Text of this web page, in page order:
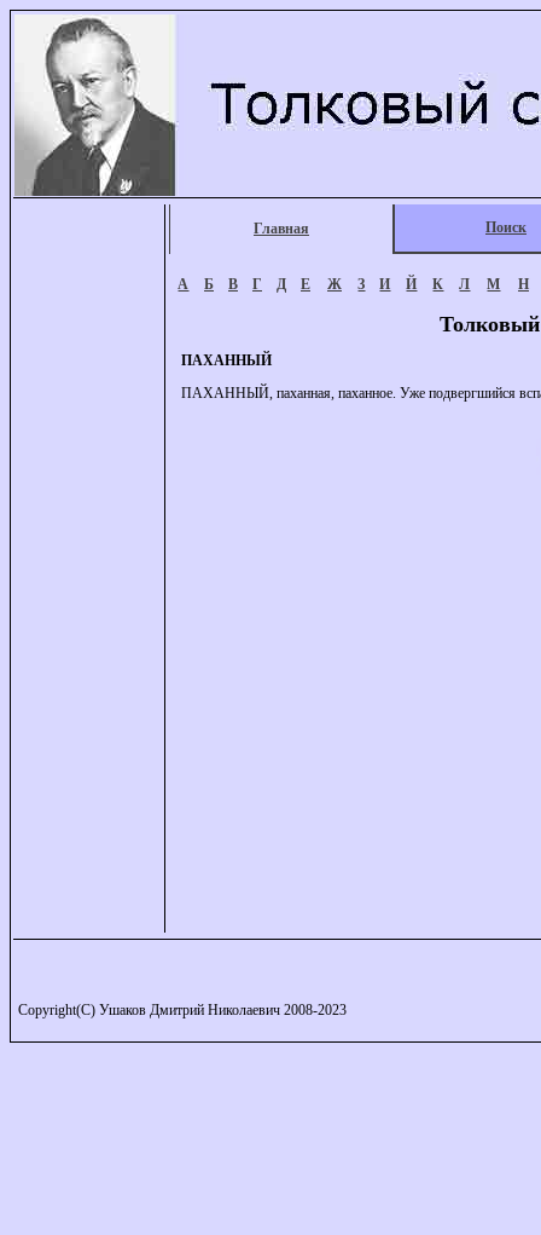
Главная Поиск
А Б В Г Д Е Ж З И Й К Л М Н
ПАХАННЫЙ
ПАХАННЫЙ, паханная, паханное. Уже подвергшийся
Copyright(C) Ушаков Дмитрий Николаевич 2008-2023